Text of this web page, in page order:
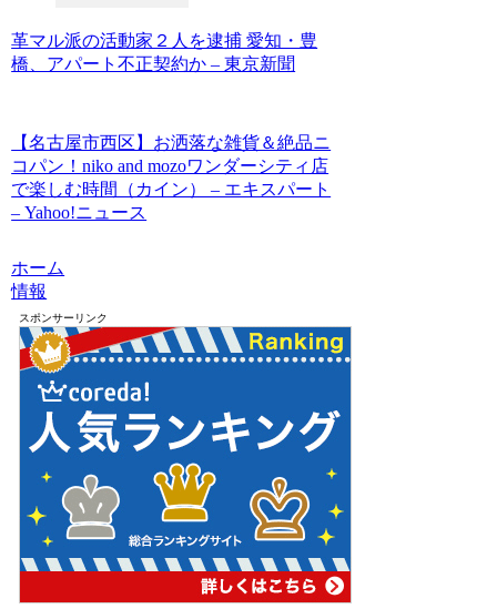
革マル派の活動家２人を逮捕 愛知・豊
橋、アパート不正契約か – 東京新聞
【名古屋市西区】お洒落な雑貨＆絶品ニ
コパン！niko and mozoワンダーシティ店
で楽しむ時間（カイン） – エキスパート
– Yahoo!ニュース
ホーム
情報
スポンサーリンク